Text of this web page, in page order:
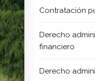
Contratación
Derecho
financiero
Derecho